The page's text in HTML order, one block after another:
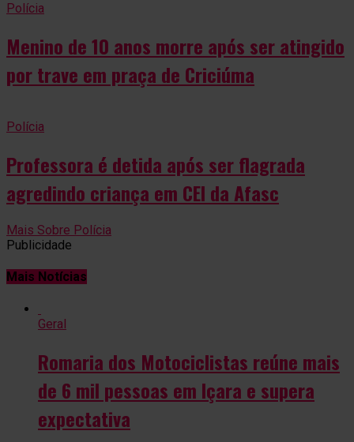
Polícia
Menino de 10 anos morre após ser atingido
por trave em praça de Criciúma
Polícia
Professora é detida após ser flagrada
agredindo criança em CEI da Afasc
Mais Sobre Polícia
Publicidade
Mais Notícias
Geral
Romaria dos Motociclistas reúne mais
de 6 mil pessoas em Içara e supera
expectativa